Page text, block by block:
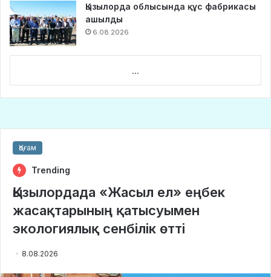
Қызылорда облысында құс фабрикасы
ашылды
6.08.2026
...